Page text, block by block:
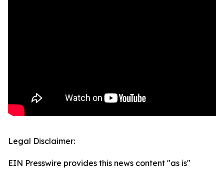
Legal Disclaimer:
EIN Presswire provides this news content "as is"